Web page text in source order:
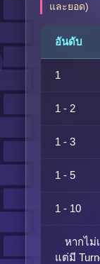
และยอด)
อันดับ
1
1 - 2
1 - 3
1 - 5
1 - 10
หากไม่
แต่มี